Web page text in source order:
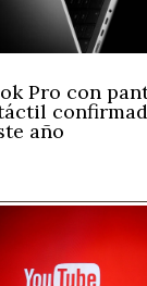
Pro con
año